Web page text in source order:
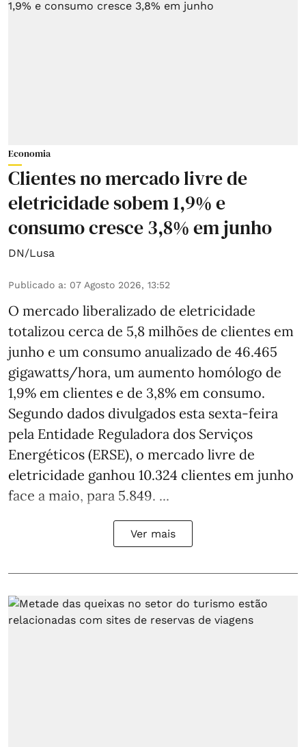
Economia
Clientes no mercado livre de
eletricidade sobem 1,9% e
consumo cresce 3,8% em junho
DN/Lusa
Publicado a: 07 Agosto 2026, 13:52
O mercado liberalizado de eletricidade
totalizou cerca de 5,8 milhões de clientes em
junho e um consumo anualizado de 46.465
gigawatts/hora, um aumento homólogo de
1,9% em clientes e de 3,8% em consumo.
Segundo dados divulgados esta sexta-feira
pela Entidade Reguladora dos Serviços
Energéticos (ERSE), o mercado livre de
eletricidade ganhou 10.324 clientes em junho
face a maio, para 5.849. ...
Ver mais